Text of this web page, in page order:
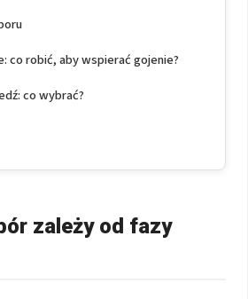
co robić, aby wspierać gojenie?
co wybrać?
zależy od fazy